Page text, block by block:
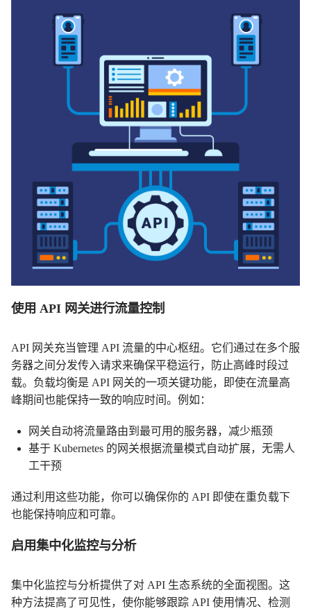
使用 API 网关进行流量控制
API 网关充当管理 API 流量的中心枢纽。它们通过在多个服
务器之间分发传入请求来确保平稳运行，防止高峰时段过
载。负载均衡是 API 网关的一项关键功能，即使在流量高
峰期间也能保持一致的响应时间。例如：
网关自动将流量路由到最可用的服务器，减少瓶颈
基于 Kubernetes 的网关根据流量模式自动扩展，无需人
工干预
通过利用这些功能，你可以确保你的 API 即使在重负载下
也能保持响应和可靠。
启用集中化监控与分析
集中化监控与分析提供了对 API 生态系统的全面视图。这
种方法提高了可见性，使你能够跟踪 API 使用情况、检测